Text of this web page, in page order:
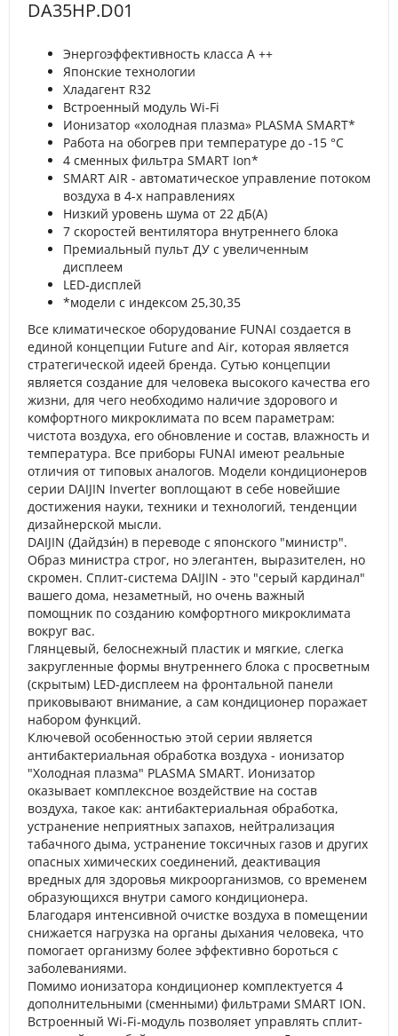
DA35HP.D01
Энергоэффективность класса А ++
Японские технологии
Хладагент R32
Встроенный модуль Wi-Fi
Ионизатор «холодная плазма» PLASMA SMART*
Работа на обогрев при температуре до -15 °С
4 сменных фильтра SMART Ion*
SMART AIR - автоматическое управление потоком
воздуха в 4-х направлениях
Низкий уровень шума от 22 дБ(А)
7 скоростей вентилятора внутреннего блока
Премиальный пульт ДУ с увеличенным
дисплеем
LED-дисплей
*модели с индексом 25,30,35
Все климатическое оборудование FUNAI создается в
единой концепции Future and Air, которая является
стратегической идеей бренда. Сутью концепции
является создание для человека высокого качества его
жизни, для чего необходимо наличие здорового и
комфортного микроклимата по всем параметрам:
чистота воздуха, его обновление и состав, влажность и
температура. Все приборы FUNAI имеют реальные
отличия от типовых аналогов. Модели кондиционеров
серии DAIJIN Inverter воплощают в себе новейшие
достижения науки, техники и технологий, тенденции
дизайнерской мысли.
DAIJIN (Дайдзи́н) в переводе с японского "министр".
Образ министра строг, но элегантен, выразителен, но
скромен. Сплит-система DAIJIN - это "серый кардинал"
вашего дома, незаметный, но очень важный
помощник по созданию комфортного микроклимата
вокруг вас.
Глянцевый, белоснежный пластик и мягкие, слегка
закругленные формы внутреннего блока с просветным
(скрытым) LED-дисплеем на фронтальной панели
приковывают внимание, а сам кондиционер поражает
набором функций.
Ключевой особенностью этой серии является
антибактериальная обработка воздуха - ионизатор
"Холодная плазма" PLASMA SMART. Ионизатор
оказывает комплексное воздействие на состав
воздуха, такое как: антибактериальная обработка,
устранение неприятных запахов, нейтрализация
табачного дыма, устранение токсичных газов и других
опасных химических соединений, деактивация
вредных для здоровья микроорганизмов, со временем
образующихся внутри самого кондиционера.
Благодаря интенсивной очистке воздуха в помещении
снижается нагрузка на органы дыхания человека, что
помогает организму более эффективно бороться с
заболеваниями.
Помимо ионизатора кондиционер комплектуется 4
дополнительными (сменными) фильтрами SMART ION.
Встроенный Wi-Fi-модуль позволяет управлять сплит-